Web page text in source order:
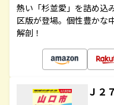
熱い「杉並愛」を詰め込
区版が登場。個性豊かな
解剖！
Ｊ２